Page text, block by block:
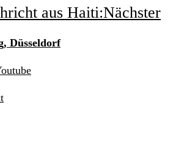
aus Haiti:Nächster
Düsseldorf